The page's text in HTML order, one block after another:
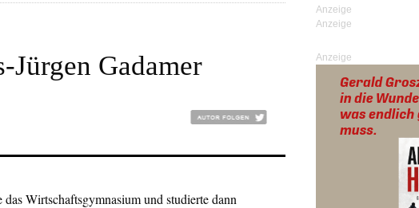
Jürgen Gadamer
Wirtschaftsgymnasium und studierte dann
Anzeige